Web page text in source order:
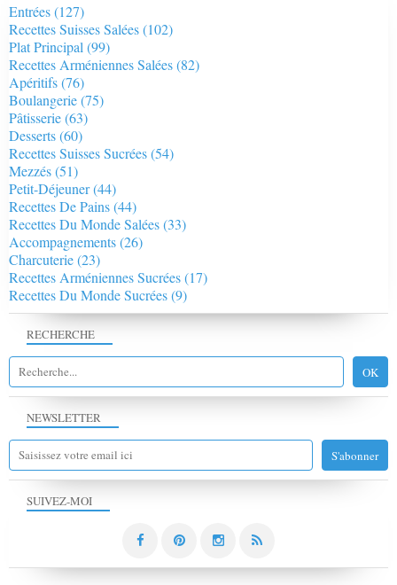
NEWSLETTER
SUIVEZ-MOI
RECHERCHE
Entrées(127)
Recettes Suisses Salées(102)
Plat Principal (99)
Recettes Arméniennes Salées(82)
Apéritifs(76)
Boulangerie(75)
Pâtisserie(63)
Desserts(60)
Recettes Suisses Sucrées(54)
Mezzés(51)
Petit-Déjeuner(44)
Recettes De Pains(44)
Recettes Du Monde Salées(33)
Accompagnements(26)
Charcuterie(23)
Recettes Arméniennes Sucrées(17)
Recettes Du Monde Sucrées(9)